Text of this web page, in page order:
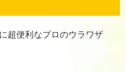
超便利なプロのウラワザ